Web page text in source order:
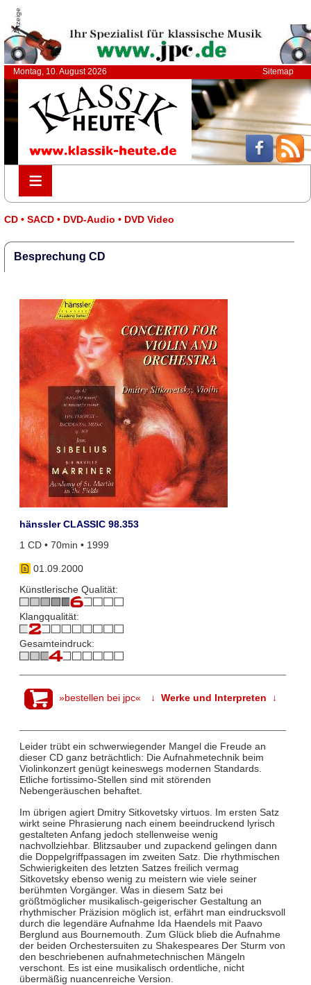
Anzeige
Montag, 10. August 2026 Sitemap
≡
≡
CD • SACD • DVD-Audio • DVD Video
Besprechung CD
hänssler CLASSIC 98.353
1 CD • 70min • 1999
01.09.2000
Künstlerische Qualität:
Klangqualität:
Gesamteindruck:
»bestellen bei jpc« ↓ Werke und Interpreten ↓
Leider trübt ein schwerwiegender Mangel die Freude an
dieser CD ganz beträchtlich: Die Aufnahmetechnik beim
Violinkonzert genügt keineswegs modernen Standards.
Etliche fortissimo-Stellen sind mit störenden
Nebengeräuschen behaftet.
Im übrigen agiert Dmitry Sitkovetsky virtuos. Im ersten Satz
wirkt seine Phrasierung nach einem beeindruckend lyrisch
gestalteten Anfang jedoch stellenweise wenig
nachvollziehbar. Blitzsauber und zupackend gelingen dann
die Doppelgriffpassagen im zweiten Satz. Die rhythmischen
Schwierigkeiten des letzten Satzes freilich vermag
Sitkovetsky ebenso wenig zu meistern wie viele seiner
berühmten Vorgänger. Was in diesem Satz bei
größtmöglicher musikalisch-geigerischer Gestaltung an
rhythmischer Präzision möglich ist, erfährt man eindrucksvoll
durch die legendäre Aufnahme Ida Haendels mit Paavo
Berglund aus Bournemouth. Zum Glück blieb die Aufnahme
der beiden Orchestersuiten zu Shakespeares Der Sturm von
den beschriebenen aufnahmetechnischen Mängeln
verschont. Es ist eine musikalisch ordentliche, nicht
übermäßig nuancenreiche Version.